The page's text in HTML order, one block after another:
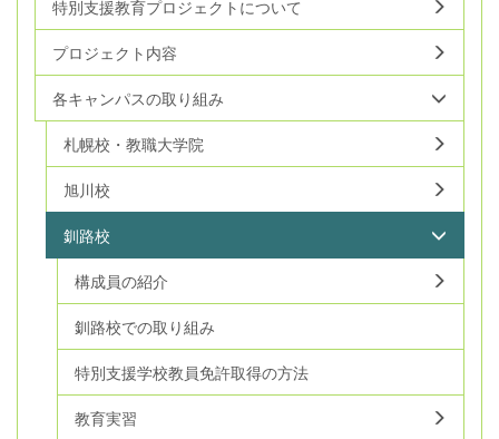
特別支援教育プロジェクトについて
プロジェクト内容
各キャンパスの取り組み
札幌校・教職大学院
旭川校
釧路校
構成員の紹介
釧路校での取り組み
特別支援学校教員免許取得の方法
教育実習